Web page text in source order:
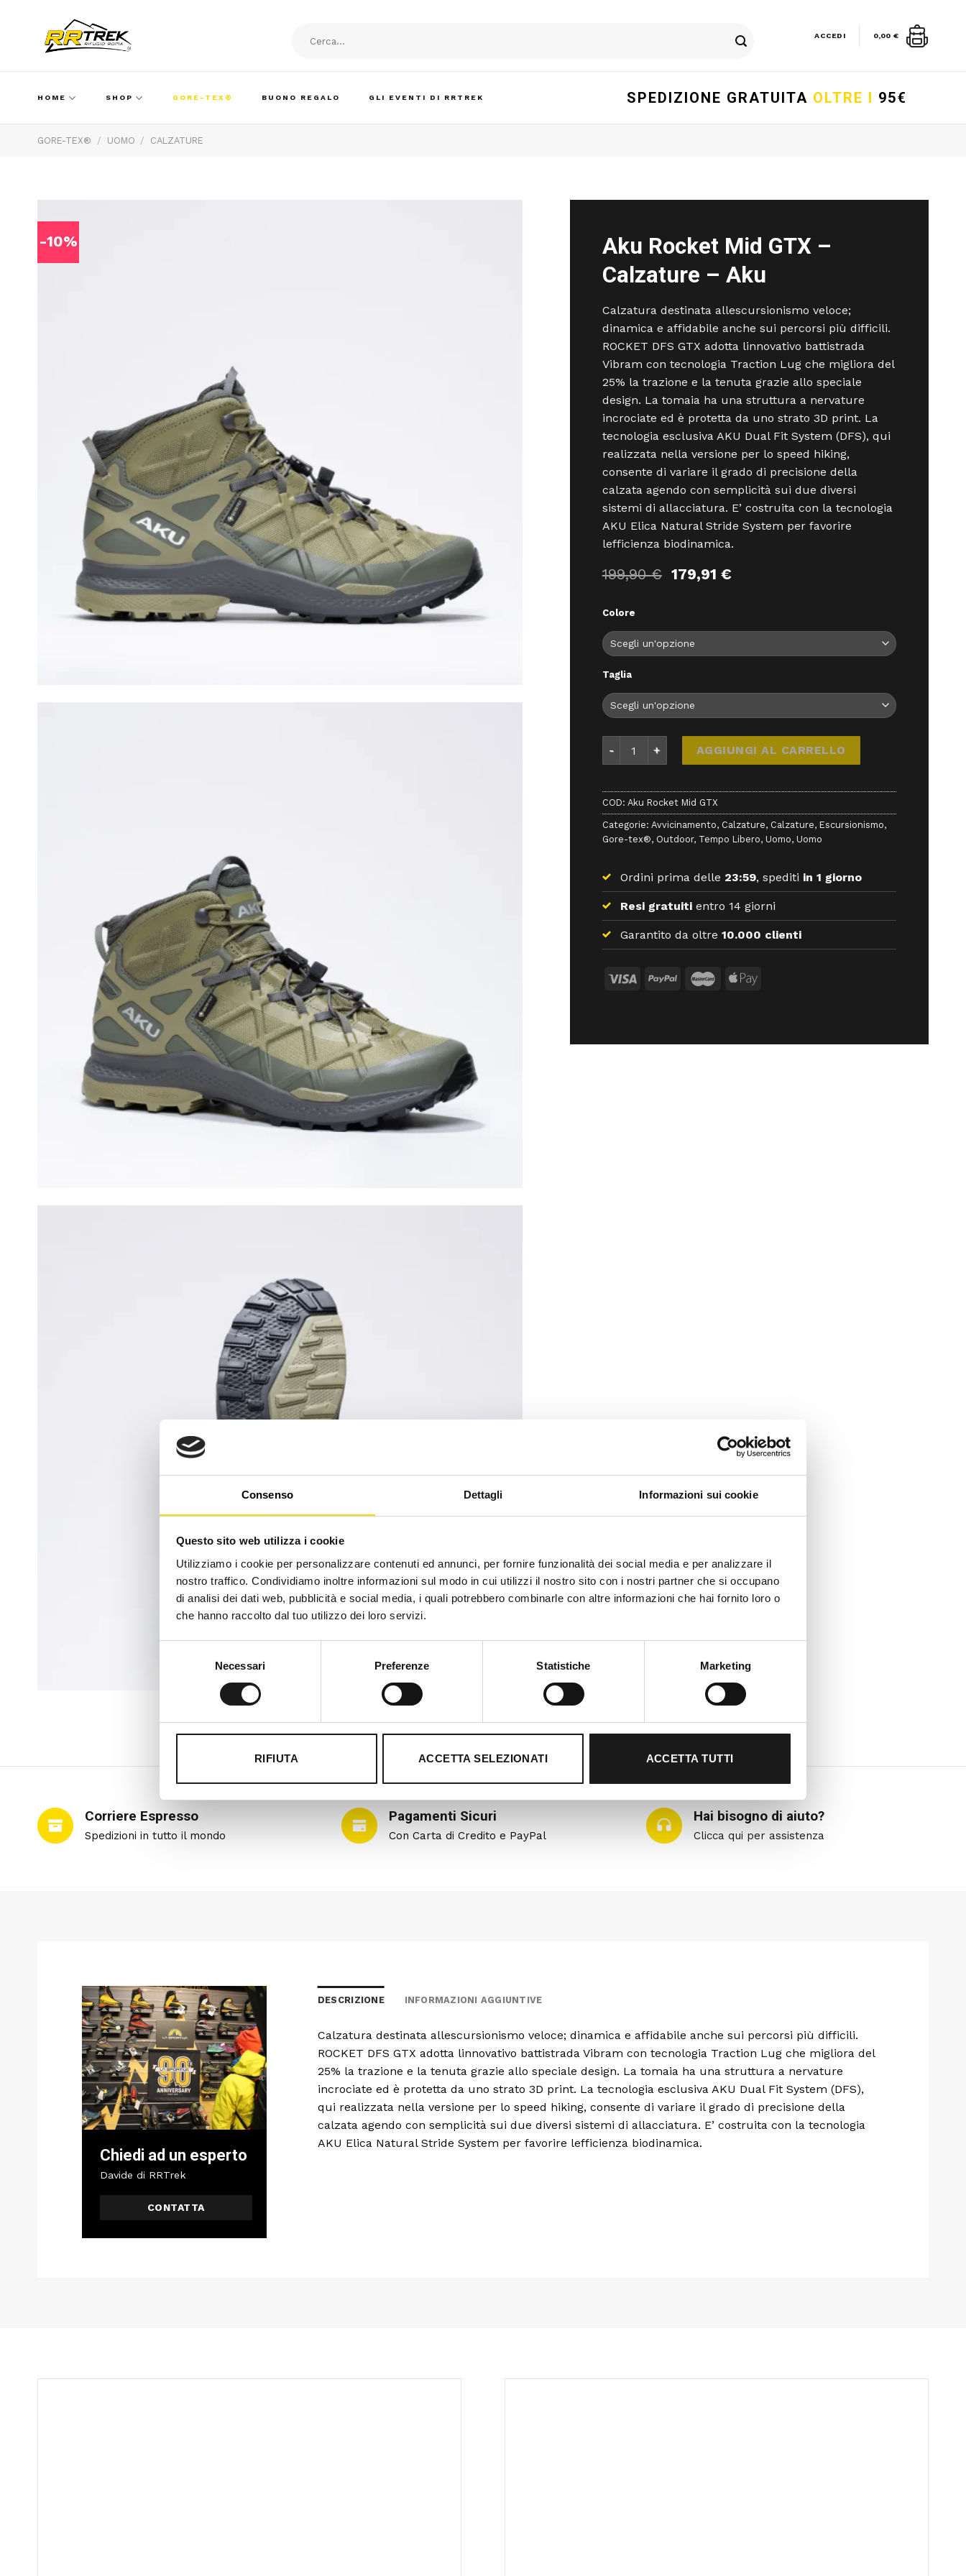
Consenso Dettagli Informazioni sui cookie
Questo sito web utilizza i cookie
Utilizziamo i cookie per personalizzare contenuti ed annunci, per fornire funzionalità dei social media e per analizzare il
nostro traffico. Condividiamo inoltre informazioni sul modo in cui utilizzi il nostro sito con i nostri partner che si occupano
di analisi dei dati web, pubblicità e social media, i quali potrebbero combinarle con altre informazioni che hai fornito loro o
che hanno raccolto dal tuo utilizzo dei loro servizi.
Necessari Preferenze Statistiche Marketing
RIFIUTA ACCETTA SELEZIONATI ACCETTA TUTTI
ACCEDI 0,00 €
HOME SHOP GORE-TEX® BUONO REGALO GLI EVENTI DI RRTREK SPEDIZIONE GRATUITA OLTRE I 95€
GORE-TEX® / UOMO / CALZATURE
-10%
Aku Rocket Mid GTX –
Calzature – Aku
Calzatura destinata allescursionismo veloce;
dinamica e affidabile anche sui percorsi più difficili.
ROCKET DFS GTX adotta linnovativo battistrada
Vibram con tecnologia Traction Lug che migliora del
25% la trazione e la tenuta grazie allo speciale
design. La tomaia ha una struttura a nervature
incrociate ed è protetta da uno strato 3D print. La
tecnologia esclusiva AKU Dual Fit System (DFS), qui
realizzata nella versione per lo speed hiking,
consente di variare il grado di precisione della
calzata agendo con semplicità sui due diversi
sistemi di allacciatura. E’ costruita con la tecnologia
AKU Elica Natural Stride System per favorire
lefficienza biodinamica.
199,90€ Il
prezzo
199,90 €.
179,91 €Il
179,91 €.
Colore
Taglia
AGGIUNGI AL CARRELLO
COD: Aku Rocket Mid GTX
Categorie: Avvicinamento, Calzature, Calzature, Escursionismo,
Gore-tex®, Outdoor, Tempo Libero, Uomo, Uomo
Ordini prima delle 23:59, spediti in 1 giorno
Resi gratuitientro 14 giorni
Garantito da oltre 10.000 clienti
Corriere Espresso
Spedizioni in tutto il mondo
Pagamenti Sicuri
Con Carta di Credito e PayPal
Hai bisogno di aiuto?
Clicca qui per assistenza
Chiedi ad un esperto
Davide di RRTrek
CONTATTA
DESCRIZIONE INFORMAZIONI AGGIUNTIVE
Calzatura destinata allescursionismo veloce; dinamica e affidabile anche sui percorsi più difficili.
ROCKET DFS GTX adotta linnovativo battistrada Vibram con tecnologia Traction Lug che migliora del
25% la trazione e la tenuta grazie allo speciale design. La tomaia ha una struttura a nervature
incrociate ed è protetta da uno strato 3D print. La tecnologia esclusiva AKU Dual Fit System (DFS),
qui realizzata nella versione per lo speed hiking, consente di variare il grado di precisione della
calzata agendo con semplicità sui due diversi sistemi di allacciatura. E’ costruita con la tecnologia
AKU Elica Natural Stride System per favorire lefficienza biodinamica.